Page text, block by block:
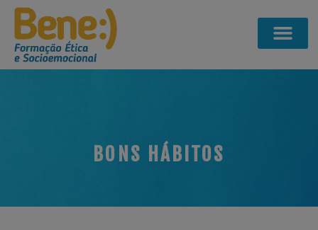
BONS HÁBITOS